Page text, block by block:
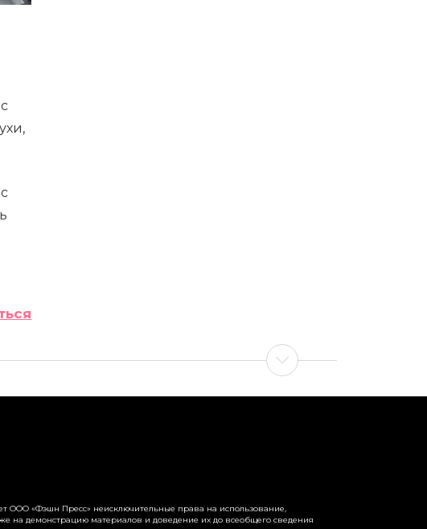
ООО «Фэшн Пресс» неисключительные права на использование,
на демонстрацию материалов и доведение их до всеобщего сведения